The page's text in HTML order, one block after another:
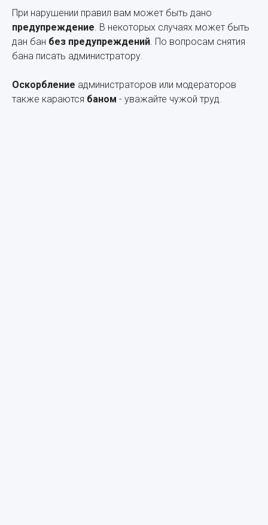
При нарушении правил вам может быть дано
предупреждение. В некоторых случаях может быть
дан бан без предупреждений. По вопросам снятия
бана писать администратору.
Оскорбление администраторов или модераторов
также караются баном - уважайте чужой труд.